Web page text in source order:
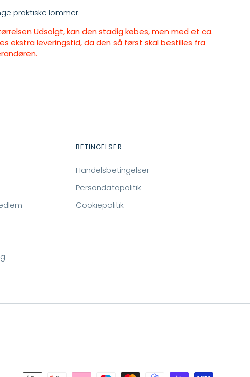
praktiske lommer.
Udsolgt, kan den stadig købes, men med et ca.
ekstra leveringstid, da den så først skal bestilles fra
BETINGELSER
Handelsbetingelser
Persondatapolitik
Cookiepolitik